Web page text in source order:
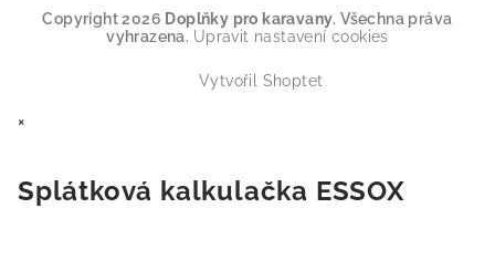
Copyright 2026 Doplňky pro karavany. Všechna práva
vyhrazena. Upravit nastavení cookies
Vytvořil Shoptet
×
Splátková kalkulačka ESSOX